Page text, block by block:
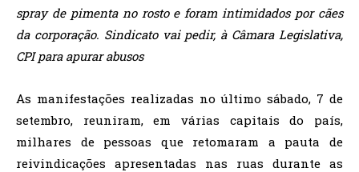
spray de pimenta no rosto e foram intimidados por cães
da corporação. Sindicato vai pedir, à Câmara Legislativa,
CPI para apurar abusos
As manifestações realizadas no último sábado, 7 de
setembro, reuniram, em várias capitais do país,
milhares de pessoas que retomaram a pauta de
reivindicações apresentadas nas ruas durante as